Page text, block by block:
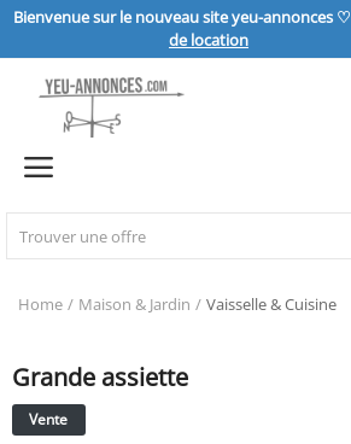
Bienvenue sur le nouveau site yeu-annonces ♡
de location
Home
IMMOBILIER
MAISON & JARDIN
Home Maison & Jardin Vaisselle & Cuisine
Grande assiette
Vente